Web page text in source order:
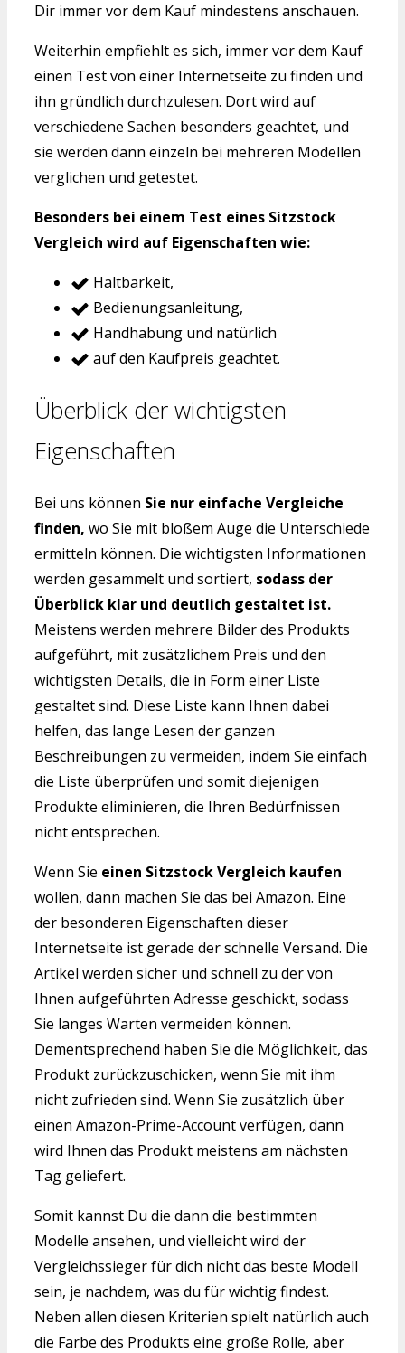
Dir immer vor dem Kauf mindestens anschauen.
Weiterhin empfiehlt es sich, immer vor dem Kauf
einen Test von einer Internetseite zu finden und
ihn gründlich durchzulesen. Dort wird auf
verschiedene Sachen besonders geachtet, und
sie werden dann einzeln bei mehreren Modellen
verglichen und getestet.
Besonders bei einem Test eines Sitzstock
Vergleich wird auf Eigenschaften wie:
Haltbarkeit,
Bedienungsanleitung,
Handhabung und natürlich
auf den Kaufpreis geachtet.
Überblick der wichtigsten
Eigenschaften
Bei uns können Sie nur einfache Vergleiche
finden, wo Sie mit bloßem Auge die Unterschiede
ermitteln können. Die wichtigsten Informationen
werden gesammelt und sortiert, sodass der
Überblick klar und deutlich gestaltet ist.
Meistens werden mehrere Bilder des Produkts
aufgeführt, mit zusätzlichem Preis und den
wichtigsten Details, die in Form einer Liste
gestaltet sind. Diese Liste kann Ihnen dabei
helfen, das lange Lesen der ganzen
Beschreibungen zu vermeiden, indem Sie einfach
die Liste überprüfen und somit diejenigen
Produkte eliminieren, die Ihren Bedürfnissen
nicht entsprechen.
Wenn Sie einen Sitzstock Vergleich kaufen
wollen, dann machen Sie das bei Amazon. Eine
der besonderen Eigenschaften dieser
Internetseite ist gerade der schnelle Versand. Die
Artikel werden sicher und schnell zu der von
Ihnen aufgeführten Adresse geschickt, sodass
Sie langes Warten vermeiden können.
Dementsprechend haben Sie die Möglichkeit, das
Produkt zurückzuschicken, wenn Sie mit ihm
nicht zufrieden sind. Wenn Sie zusätzlich über
einen Amazon-Prime-Account verfügen, dann
wird Ihnen das Produkt meistens am nächsten
Tag geliefert.
Somit kannst Du die dann die bestimmten
Modelle ansehen, und vielleicht wird der
Vergleichssieger für dich nicht das beste Modell
sein, je nachdem, was du für wichtig findest.
Neben allen diesen Kriterien spielt natürlich auch
die Farbe des Produkts eine große Rolle, aber